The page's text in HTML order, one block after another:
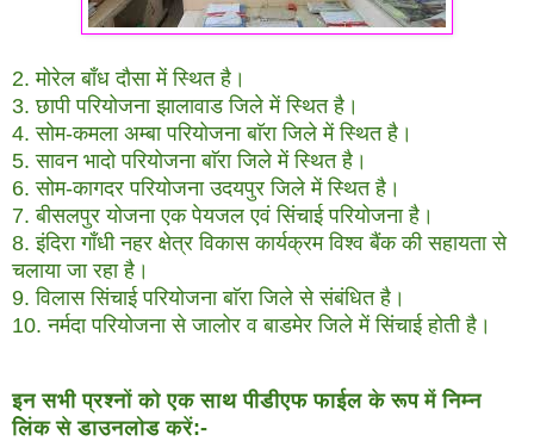
2. मोरेल बाँध दौसा में स्थित है।
3. छापी परियोजना झालावाड जिले में स्थित है।
4. सोम-कमला अम्बा परियोजना बाॅरा जिले में स्थित है।
5. सावन भादो परियोजना बाॅरा जिले में स्थित है।
6. सोम-कागदर परियोजना उदयपुर जिले में स्थित है।
7. बीसलपुर योजना एक पेयजल एवं सिंचाई परियोजना है।
8. इंदिरा गाँधी नहर क्षेत्र विकास कार्यक्रम विश्व बैंक की सहायता से
चलाया जा रहा है।
9. विलास सिंचाई परियोजना बाॅरा जिले से संबंधित है।
10. नर्मदा परियोजना से जालोर व बाडमेर जिले में सिंचाई होती है।
इन सभी प्रश्नों को एक साथ पीडीएफ फाईल के रूप में निम्न
लिंक से डाउनलोड करें:-